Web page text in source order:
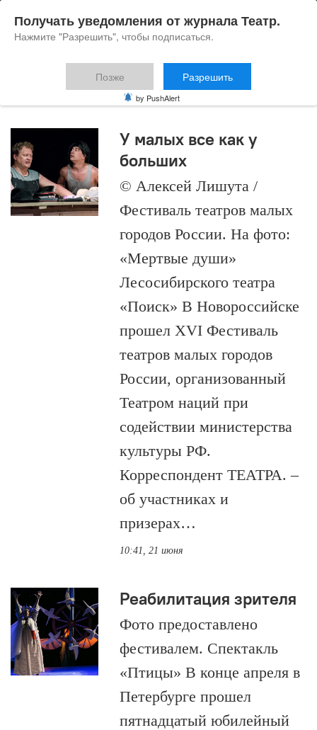
Анна Банасюкевич
У малых все как у
больших
© Алексей Лишута /
Фестиваль театров малых
городов России. На фото:
«Мертвые души»
Лесосибирского театра
«Поиск» В Новороссийске
прошел XVI Фестиваль
театров малых городов
России, организованный
Театром наций при
содействии министерства
культуры РФ.
Корреспондент ТЕАТРА. –
об участниках и
призерах…
10:41, 21 июня
Реабилитация зрителя
Фото предоставлено
фестивалем. Спектакль
«Птицы» В конце апреля в
Петербурге прошел
пятнадцатый юбилейный
Получать уведомления от журнала Театр.
Нажмите "Разрешить", чтобы подписаться.
Позже Разрешить
by PushAlert